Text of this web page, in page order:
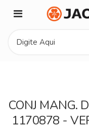
CONJ MANG.
1170878 -